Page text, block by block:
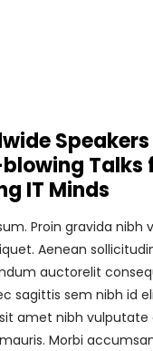
Talks
IT Minds
Proin gravida nibh
Aenean
auctorelit
sagittis sem nibh id
amet nibh vulputate
Morbi